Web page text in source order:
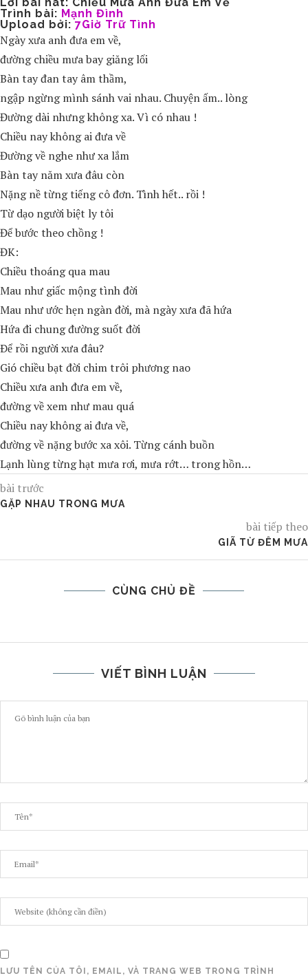
Trình bài: Mạnh Đình
Upload bởi:7Giờ Trữ Tình
Ngày xưa anh đưa em về,
đường chiều mưa bay giăng lối
Bàn tay đan tay âm thầm,
ngập ngừng mình sánh vai nhau. Chuyện ấm.. lòng
Đường dài nhưng không xa. Vì có nhau !
Chiều nay không ai đưa về
Đường về nghe như xa lắm
Bàn tay năm xưa đâu còn
Nặng nề từng tiếng cô đơn. Tình hết.. rồi !
Từ dạo người biệt ly tôi
Để bước theo chồng !
ĐK:
Chiều thoáng qua mau
Mau như giấc mộng tình đời
Mau như ước hẹn ngàn đời, mà ngày xưa đã hứa
Hứa đi chung đường suốt đời
Ðể rồi người xưa đâu?
Gió chiều bạt đời chim trôi phương nao
Chiều xưa anh đưa em về,
đường về xem như mau quá
Chiều nay không ai đưa về,
đường về nặng bước xa xôi. Từng cánh buồn
Lạnh lùng từng hạt mưa rơi, mưa rớt… trong hồn…
bài trước
GẶP NHAU TRONG MƯA
bài tiếp theo
GIÃ TỪ ĐÊM MƯA
CÙNG CHỦ ĐỀ
VIẾT BÌNH LUẬN
LƯU TÊN CỦA TÔI, EMAIL, VÀ TRANG WEB TRONG TRÌNH